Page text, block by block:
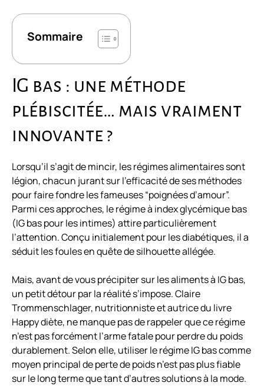
Sommaire
IG bas : une méthode
plébiscitée… mais vraiment
innovante ?
Lorsqu’il s’agit de mincir, les régimes alimentaires sont
légion, chacun jurant sur l’efficacité de ses méthodes
pour faire fondre les fameuses “poignées d’amour”.
Parmi ces approches, le régime à index glycémique bas
(IG bas pour les intimes) attire particulièrement
l’attention. Conçu initialement pour les diabétiques, il a
séduit les foules en quête de silhouette allégée.
Mais, avant de vous précipiter sur les aliments à IG bas,
un petit détour par la réalité s’impose. Claire
Trommenschlager, nutritionniste et autrice du livre
Happy diète, ne manque pas de rappeler que ce régime
n’est pas forcément l’arme fatale pour perdre du poids
durablement. Selon elle, utiliser le régime IG bas comme
moyen principal de perte de poids n’est pas plus fiable
sur le long terme que tant d’autres solutions à la mode.